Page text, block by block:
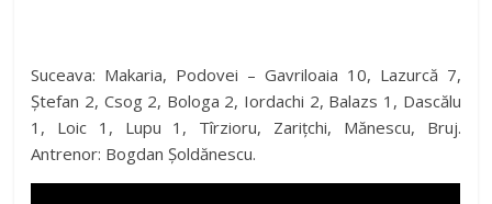
Suceava: Makaria, Podovei – Gavriloaia 10, Lazurcă 7,
Ștefan 2, Csog 2, Bologa 2, Iordachi 2, Balazs 1, Dascălu
1, Loic 1, Lupu 1, Tîrzioru, Zarițchi, Mănescu, Bruj.
Antrenor: Bogdan Șoldănescu.